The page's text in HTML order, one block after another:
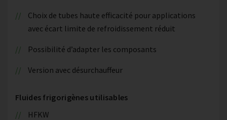
Choix de tubes haute efficacité pour applications
avec écart limite de refroidissement réduit
Possibilité d’adapter les composants
Version avec désurchauffeur
Fluides frigorigènes utilisables
HFKW